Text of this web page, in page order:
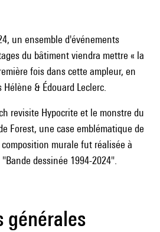
un ensemble d'événements
du bâtiment viendra mettre « la
fois dans cette ampleur, en
& Édouard Leclerc.
revisite Hypocrite et le monstre du
Forest, une case emblématique de
murale fut réalisée à
dessinée 1994-2024".
générales